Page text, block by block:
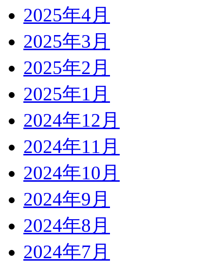
2025年4月
2025年3月
2025年2月
2025年1月
2024年12月
2024年11月
2024年10月
2024年9月
2024年8月
2024年7月